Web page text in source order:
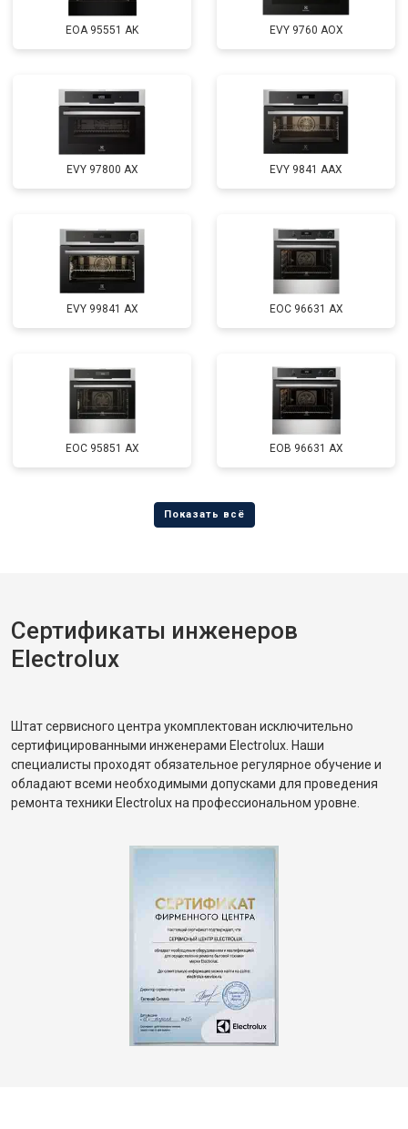
EOA 95551 AK EVY 9760 AOX
EVY 97800 AX EVY 9841 AAX
EVY 99841 AX EOC 96631 AX
EOC 95851 AX EOB 96631 AX
Сертификаты инженеров
Electrolux
Штат сервисного центра укомплектован исключительно
сертифицированными инженерами Electrolux. Наши
специалисты проходят обязательное регулярное обучение и
обладают всеми необходимыми допусками для проведения
ремонта техники Electrolux на профессиональном уровне.